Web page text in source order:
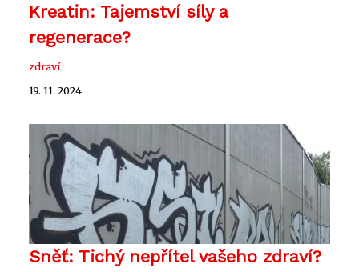
Kreatin: Tajemství síly a
regenerace?
zdraví
19. 11. 2024
Sněť: Tichý nepřítel vašeho zdraví?